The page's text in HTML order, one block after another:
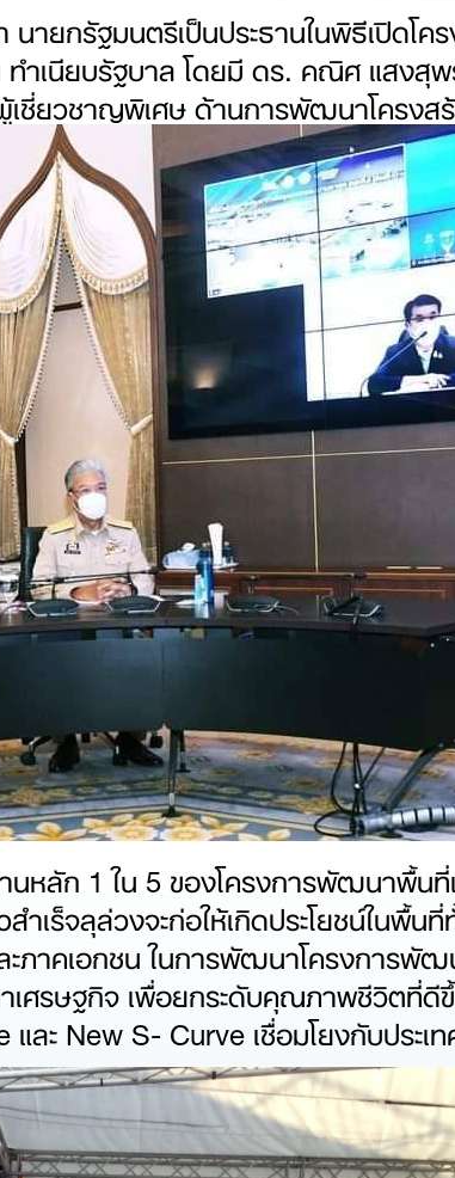
ายกรัฐมนตรีเป็นประธานในพิธีเปิดโ
ำเนียบรัฐบาล โดยมี ดร. คณิศ แสงสุ
ยวชาญพิเศษ ด้านการพัฒนาโครงส
หลัก 1 ใน 5 ของโครงการพัฒนาพื้น
เร็จลุล่วงจะก่อให้เกิดประโยชน์ในพื้
ภาคเอกชน ในการพัฒนาโครงการพั
ษฐกิจ เพื่อยกระดับคุณภาพชีวิตที่ดีขึ้
ะ New S- Curve เชื่อมโยงกับประ